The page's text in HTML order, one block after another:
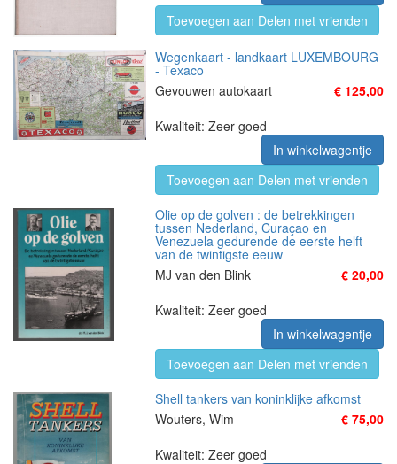
Toevoegen aan Delen met vrienden
Wegenkaart - landkaart LUXEMBOURG
- Texaco
Gevouwen autokaart
€ 125,00
Kwaliteit: Zeer goed
In winkelwagentje
Toevoegen aan Delen met vrienden
Olie op de golven : de betrekkingen
tussen Nederland, Curaçao en
Venezuela gedurende de eerste helft
van de twintigste eeuw
MJ van den Blink
€ 20,00
Kwaliteit: Zeer goed
In winkelwagentje
Toevoegen aan Delen met vrienden
Shell tankers van koninklijke afkomst
Wouters, Wim
€ 75,00
Kwaliteit: Zeer goed